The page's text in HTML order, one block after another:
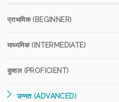
प्राथमिक (BEGINNER)
माध्यमिक (INTERMEDIATE)
कुशल (PROFICIENT)
उन्नत (ADVANCED)